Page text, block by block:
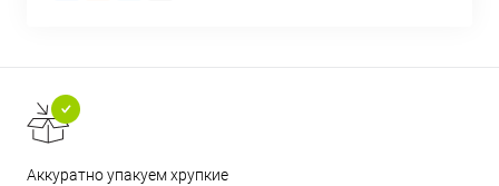
Аккуратно упакуем хрупкие